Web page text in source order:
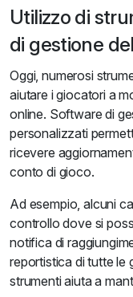
Utilizzo di
di gestione
Oggi, numerosi
aiutare i giocatori a
online. Software di
personalizzati
ricevere
conto di gioco.
Ad esempio, alcuni
controllo dove si
notifica di
reportistica di tutte le
strumenti aiuta a